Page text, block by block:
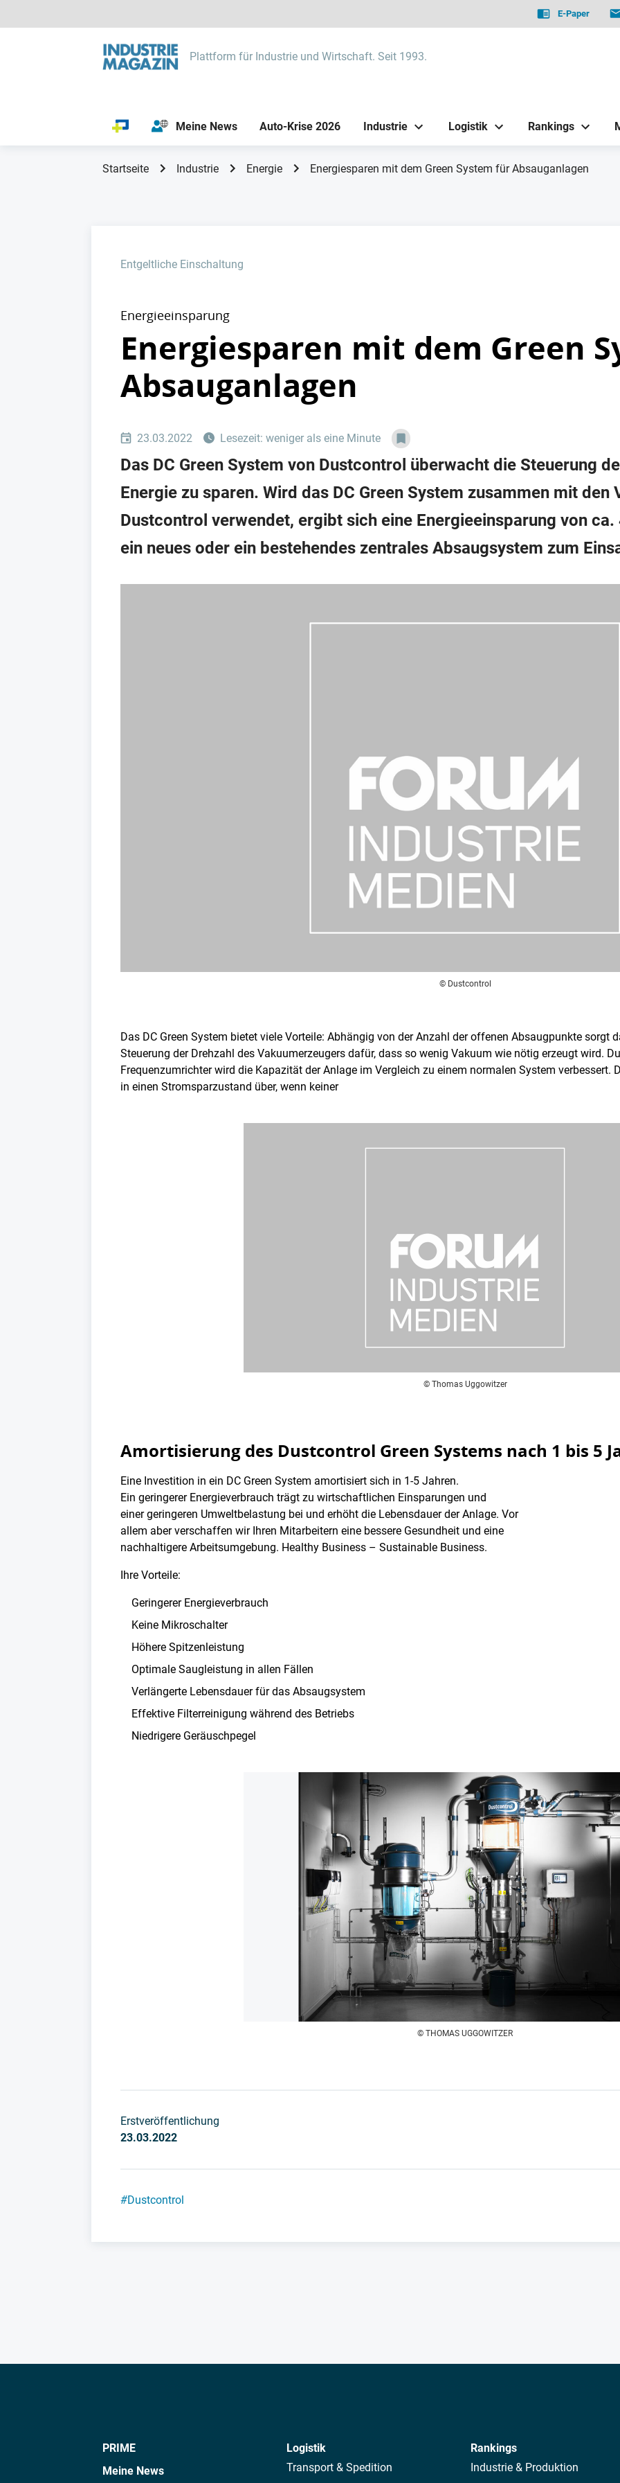
E-Paper
Plattform für Industrie und Wirtschaft. Seit 1993.
Meine News Auto-Krise 2026 Industrie Logistik Rankings
Startseite Industrie Energie Energiesparen mit dem Green System für Absauganlagen
Entgeltliche Einschaltung
Energieeinsparung
Energiesparen mit dem Green
Absauganlagen
23.03.2022 Lesezeit: weniger als eine Minute
Das DC Green System von Dustcontrol überwacht die Steuerung
Energie zu sparen. Wird das DC Green System zusammen mit den
Dustcontrol verwendet, ergibt sich eine Energieeinsparung von
ein neues oder ein bestehendes zentrales Absaugsystem zum
© Dustcontrol
Das DC Green System bietet viele Vorteile: Abhängig von der Anzahl der offenen Absaugpunkte sorgt
Steuerung der Drehzahl des Vakuumerzeugers dafür, dass so wenig Vakuum wie nötig erzeugt wird.
Frequenzumrichter wird die Kapazität der Anlage im Vergleich zu einem normalen System verbessert.
in einen Stromsparzustand über, wenn keiner
© Thomas Uggowitzer
Amortisierung des Dustcontrol Green Systems nach 1 bis 5
Eine Investition in ein DC Green System amortisiert sich in 1-5 Jahren.
Ein geringerer Energieverbrauch trägt zu wirtschaftlichen Einsparungen und
einer geringeren Umweltbelastung bei und erhöht die Lebensdauer der Anlage. Vor
allem aber verschaffen wir Ihren Mitarbeitern eine bessere Gesundheit und eine
nachhaltigere Arbeitsumgebung. Healthy Business – Sustainable Business.
Ihre Vorteile:
Geringerer Energieverbrauch
Keine Mikroschalter
Höhere Spitzenleistung
Optimale Saugleistung in allen Fällen
Verlängerte Lebensdauer für das Absaugsystem
Effektive Filterreinigung während des Betriebs
Niedrigere Geräuschpegel
© THOMAS UGGOWITZER
Erstveröffentlichung
23.03.2022
#Dustcontrol
PRIME
Meine News
Logistik
Transport & Spedition
Rankings
Industrie & Produktion